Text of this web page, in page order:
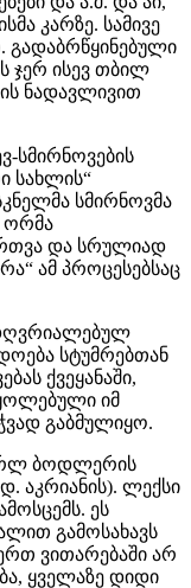
კარზე. სამივე
გადაბრწყინებული
ჯერ ისევ თბილ
ნადავლივით
სმირნოვების
სახლის“
სმირნოვმა
ორმა
და სრულიად
ამ პროცესებსაც
სტუმრებთან
ქვეყანაში,
იმ
გაბმულიყო.
ბოდლერის
აკრიანის). ლექსი
ეს
გამოსახავს
ვითარებაში არ
ყველაზე დიდი